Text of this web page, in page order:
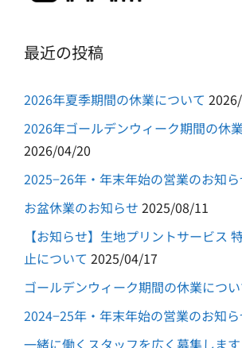
最近の投稿
2026年夏季期間の休業について
2026年ゴールデンウィーク期間の休
2026/04/20
2025−26年・年末年始の営業のお知
お盆休業のお知らせ 2025/08/11
【お知らせ】生地プリントサービス
止について 2025/04/17
ゴールデンウィーク期間の休業につ
2024−25年・年末年始の営業のお知